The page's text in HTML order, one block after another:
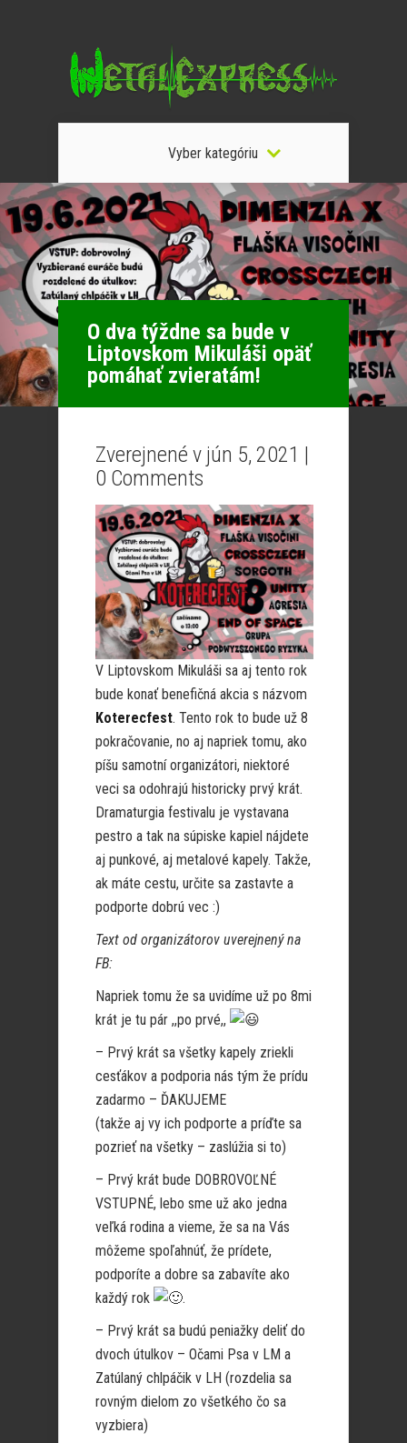
Vyber kategóriu
O dva týždne sa bude v
Liptovskom Mikuláši opäť
pomáhať zvieratám!
Zverejnené v jún 5, 2021 |
0 Comments
V Liptovskom Mikuláši sa aj tento rok
bude konať benefičná akcia s názvom
Koterecfest. Tento rok to bude už 8
pokračovanie, no aj napriek tomu, ako
píšu samotní organizátori, niektoré
veci sa odohrajú historicky prvý krát.
Dramaturgia festivalu je vystavana
pestro a tak na súpiske kapiel nájdete
aj punkové, aj metalové kapely. Takže,
ak máte cestu, určite sa zastavte a
podporte dobrú vec :)
Text od organizátorov uverejnený na
FB:
Napriek tomu že sa uvidíme už po 8mi
krát je tu pár ,,po prvé,,
– Prvý krát sa všetky kapely zriekli
cesťákov a podporia nás tým že prídu
zadarmo – ĎAKUJEME
(takže aj vy ich podporte a príďte sa
pozrieť na všetky – zaslúžia si to)
– Prvý krát bude DOBROVOĽNÉ
VSTUPNÉ, lebo sme už ako jedna
veľká rodina a vieme, že sa na Vás
môžeme spoľahnúť, že prídete,
podporíte a dobre sa zabavíte ako
každý rok
.
– Prvý krát sa budú peniažky deliť do
dvoch útulkov – Očami Psa v LM a
Zatúlaný chlpáčik v LH (rozdelia sa
rovným dielom zo všetkého čo sa
vyzbiera)